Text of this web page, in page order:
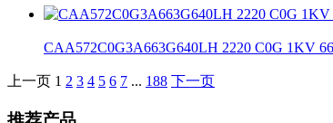
CAA572C0G3A663G640LH 2220 C0G 1KV
上一页 1 2 3 4 5 6 7 ... 188 下一页